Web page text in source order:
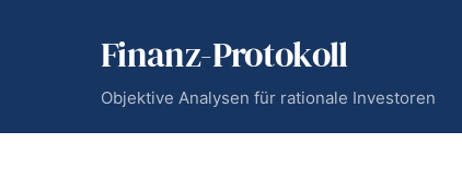
Finanz-Protokoll
Objektive Analysen für rationale Investoren